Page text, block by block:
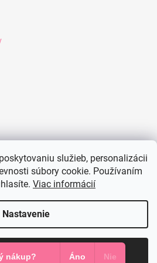
služieb, personalizácii
súbory cookie. Používaním
Viac informácií
Nastavenie
Súhlasím
Dresses . Všetky práva vyhradené.
nákup? Áno Nie